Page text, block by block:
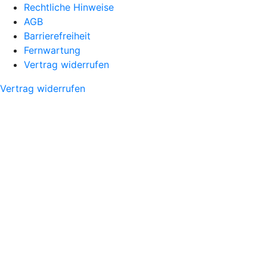
Rechtliche Hinweise
AGB
Barrierefreiheit
Fernwartung
Vertrag widerrufen
Vertrag widerrufen